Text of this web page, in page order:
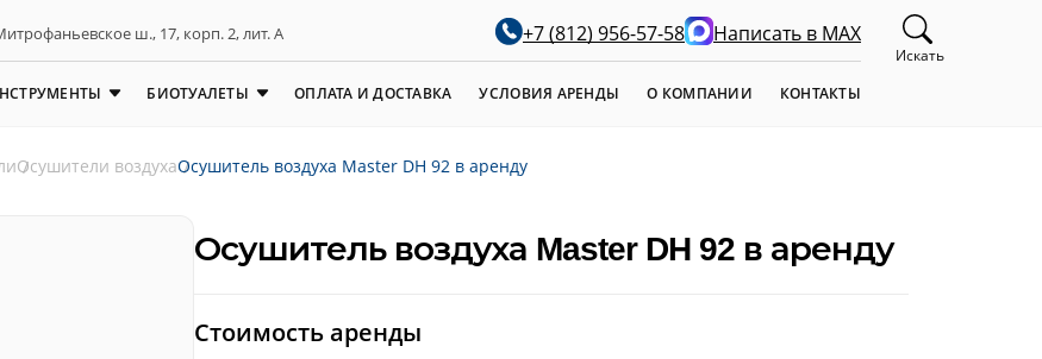
ш., 17, корп. 2, лит. А +7 (812) 956-57-58 Написать в MAX
БИОТУАЛЕТЫ ОПЛАТА И ДОСТАВКА УСЛОВИЯ АРЕНДЫ О КОМПАНИИ КОНТАКТЫ
Искать
Осушители воздухаОсушитель воздуха Master DH 92 в аренду
Осушитель воздуха Master DH 92 в аренду
Стоимость аренды